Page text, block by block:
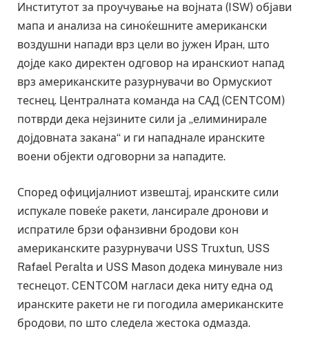
Институтот за проучување на војната (ISW) објави
мапа и анализа на синоќешните американски
воздушни напади врз цели во јужен Иран, што
дојде како директен одговор на иранскиот напад
врз американските разурнувачи во Ормускиот
теснец. Централната команда на САД (CENTCOM)
потврди дека нејзините сили ја „елиминирале
дојдовната закана“ и ги нападнале иранските
воени објекти одговорни за нападите.
Според официјалниот извештај, иранските сили
испукале повеќе ракети, лансирале дронови и
испратиле брзи офанзивни бродови кон
американските разурнувачи USS Truxtun, USS
Rafael Peralta и USS Mason додека минувале низ
теснецот. CENTCOM нагласи дека ниту една од
иранските ракети не ги погодила американските
бродови, по што следела жестока одмазда.